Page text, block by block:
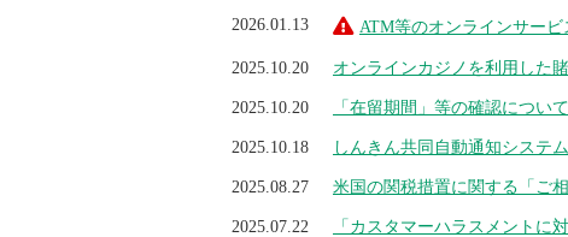
2026.01.13 ATM等のオンラインサー
2025.10.20 オンラインカジノを利用した
2025.10.20 「在留期間」等の確認につい
2025.10.18 しんきん共同自動通知システ
2025.08.27 米国の関税措置に関する「ご
2025.07.22 「カスタマーハラスメントに